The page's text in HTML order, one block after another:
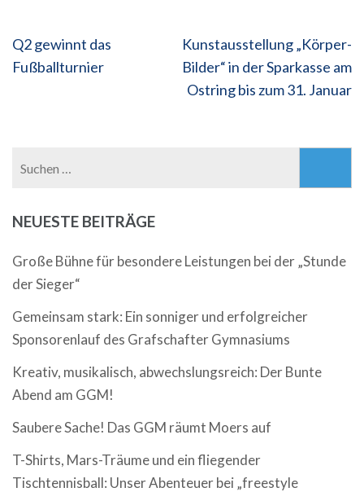
Beitragsnavigation
Q2 gewinnt das
Fußballturnier
Kunstausstellung „Körper-
Bilder“ in der Sparkasse am
Ostring bis zum 31. Januar
NEUESTE BEITRÄGE
Große Bühne für besondere Leistungen bei der „Stunde
der Sieger“
Gemeinsam stark: Ein sonniger und erfolgreicher
Sponsorenlauf des Grafschafter Gymnasiums
Kreativ, musikalisch, abwechslungsreich: Der Bunte
Abend am GGM!
Saubere Sache! Das GGM räumt Moers auf
T-Shirts, Mars-Träume und ein fliegender
Tischtennisball: Unser Abenteuer bei „freestyle